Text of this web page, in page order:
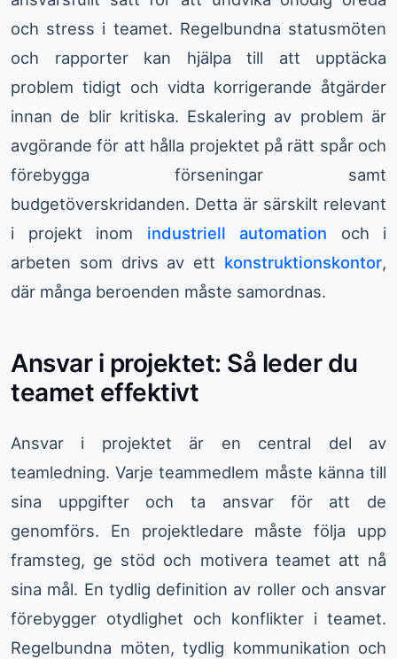
och stress i teamet. Regelbundna statusmöten
och rapporter kan hjälpa till att upptäcka
problem tidigt och vidta korrigerande åtgärder
innan de blir kritiska. Eskalering av problem är
avgörande för att hålla projektet på rätt spår och
förebygga förseningar samt
budgetöverskridanden. Detta är särskilt relevant
i projekt inom industriell automation och i
arbeten som drivs av ett konstruktionskontor,
där många beroenden måste samordnas.
Ansvar i projektet: Så leder du
teamet effektivt
Ansvar i projektet är en central del av
teamledning. Varje teammedlem måste känna till
sina uppgifter och ta ansvar för att de
genomförs. En projektledare måste följa upp
framsteg, ge stöd och motivera teamet att nå
sina mål. En tydlig definition av roller och ansvar
förebygger otydlighet och konflikter i teamet.
Regelbundna möten, tydlig kommunikation och